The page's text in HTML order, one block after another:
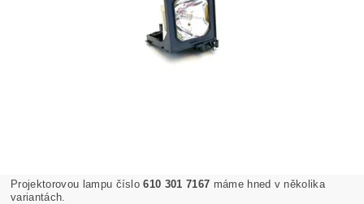
Projektorovou lampu číslo610 301 7167 máme hned v několika
variantách.